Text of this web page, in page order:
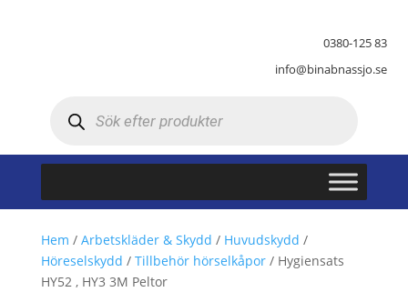
0380-125 83
info@binabnassjo.se
Hem / Arbetskläder & Skydd / Huvudskydd /
Höreselskydd / Tillbehör hörselkåpor/ Hygiensats
HY52 , HY3 3M Peltor